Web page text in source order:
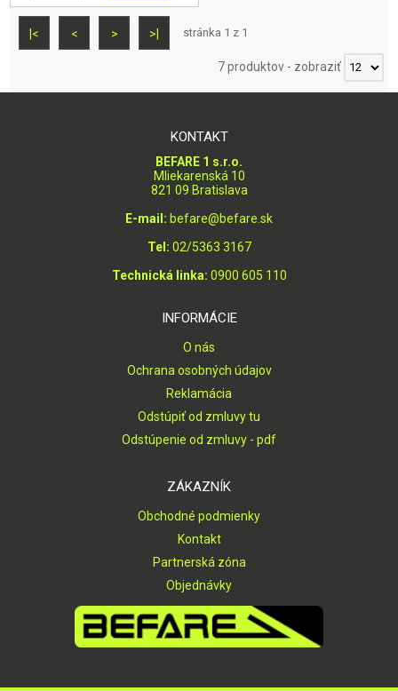
|< < > >| stránka 1 z 1
7 produktov- zobraziť
KONTAKT
BEFARE 1 s.r.o.
Mliekarenská 10
821 09 Bratislava
E-mail: befare@befare.sk
Tel: 02/5363 3167
Technická linka: 0900 605 110
INFORMÁCIE
O nás
Ochrana osobných údajov
Reklamácia
Odstúpiť od zmluvy tu
Odstúpenie od zmluvy - pdf
ZÁKAZNÍK
Obchodné podmienky
Kontakt
Partnerská zóna
Objednávky